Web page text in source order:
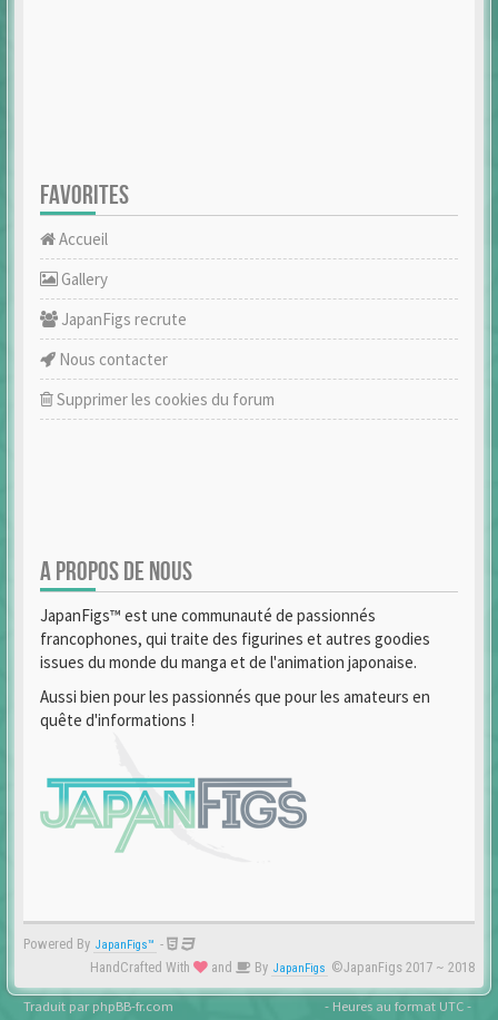
FAVORITES
Accueil
Gallery
JapanFigs recrute
Nous contacter
Supprimer les cookies du forum
A PROPOS DE NOUS
JapanFigs™ est une communauté de passionnés
francophones, qui traite des figurines et autres goodies
issues du monde du manga et de l'animation japonaise.
Aussi bien pour les passionnés que pour les amateurs en
quête d'informations !
Powered By JapanFigs™ -
HandCrafted With
and By JapanFigs ©JapanFigs 2017 ~ 2018
Traduit parphpBB-fr.com - Heures au format UTC-